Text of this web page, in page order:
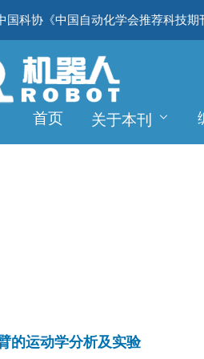
国科协《中国自动化学会推荐科技期
首页 关于本刊
的运动学分析及实验